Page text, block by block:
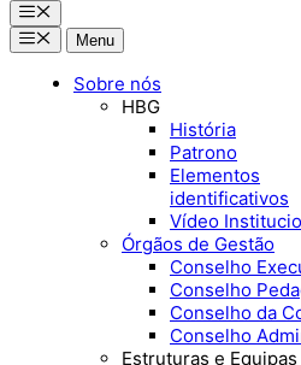
Menu
MenuMenu
Sobre nós
HBG
História
Patrono
Elementos
identificativos
Vídeo
Órgãos de Gestão
Conselho
Conselho
Conselho da
Conselho
Estruturas e Equipas